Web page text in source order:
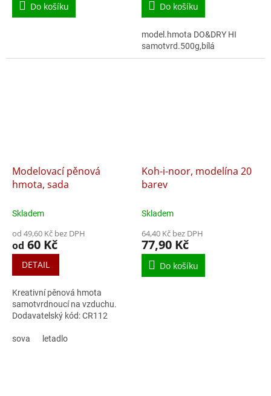
Do košíku Do košíku
model.hmota DO&DRY HI
samotvrd.500g,bílá
Modelovací pěnová
hmota, sada
Skladem
od 49,60 Kč bez DPH
od 60 Kč
DETAIL
Kreativní pěnová hmota
samotvrdnoucí na vzduchu.
Dodavatelský kód: CR112
sova letadlo
Koh-i-noor, modelína 20
barev
Skladem
64,40 Kč bez DPH
77,90 Kč
Do košíku